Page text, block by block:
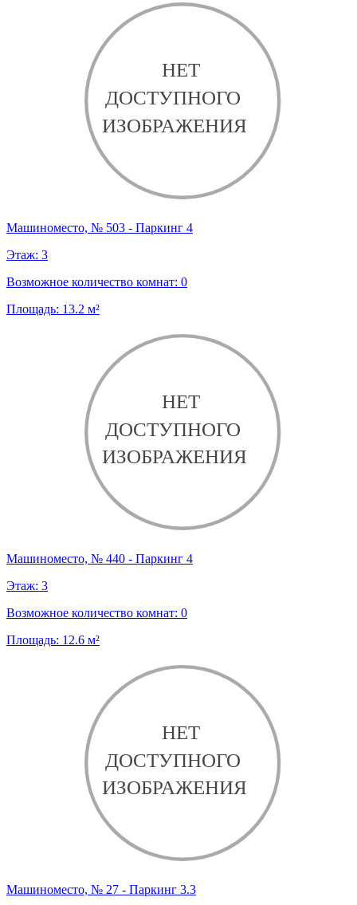
Машиноместо, № 503 - Паркинг 4
Этаж: 3
Возможное количество комнат: 0
Площадь: 13.2 м²
Машиноместо, № 440 - Паркинг 4
Этаж: 3
Возможное количество комнат: 0
Площадь: 12.6 м²
Машиноместо, № 27 - Паркинг 3.3